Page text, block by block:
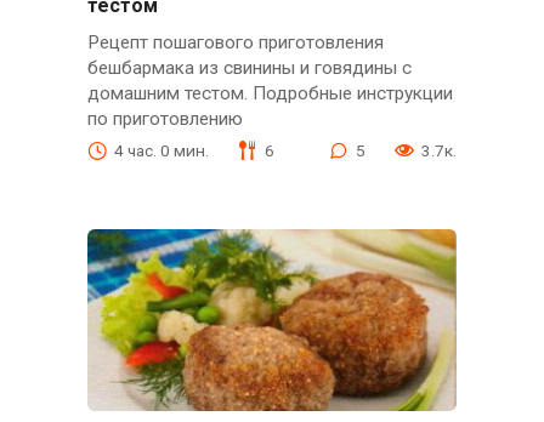
тестом
Рецепт пошагового приготовления
бешбармака из свинины и говядины с
домашним тестом. Подробные инструкции
по приготовлению
4 час. 0 мин. 6 5 3.7к.